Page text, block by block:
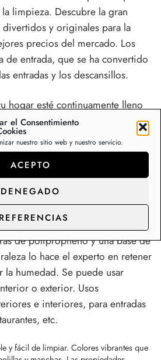
el Consentimiento
nuestro sitio web y nuestro servicio.
ACEPTO
DENEGADO
limpieza. Descubre la gran
y originales para la
precios del mercado. Los
de entrada, que se ha convertido
entradas y los descansillos.
hogar esté continuamente lleno
gotas colando tras la puerta uno de
natural con relieve. Entradas
interior; retiene la suciedad y
fabricado con 100% coco
cocinas, entrada de casa,
de polipropileno y una base de
lo hace el experto en retener
la humedad. Se puede usar
o exterior. Usos
e interiores, para entradas
etc.
y fácil de limpiar. Colores vibrantes que